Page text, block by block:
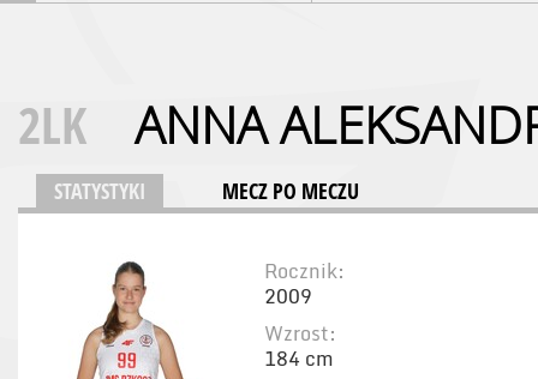
2LK ANNA
STATYSTYKI MECZ PO MECZU
Rocznik:
2009
Wzrost:
184 cm